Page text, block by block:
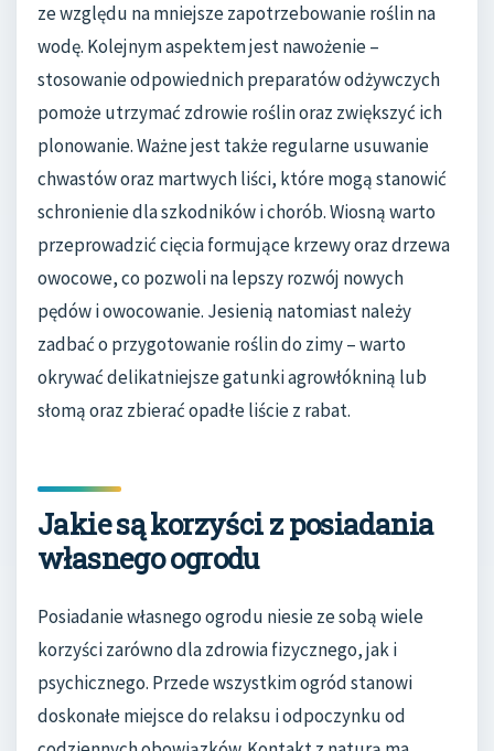
ze względu na mniejsze zapotrzebowanie roślin na
wodę. Kolejnym aspektem jest nawożenie –
stosowanie odpowiednich preparatów odżywczych
pomoże utrzymać zdrowie roślin oraz zwiększyć ich
plonowanie. Ważne jest także regularne usuwanie
chwastów oraz martwych liści, które mogą stanowić
schronienie dla szkodników i chorób. Wiosną warto
przeprowadzić cięcia formujące krzewy oraz drzewa
owocowe, co pozwoli na lepszy rozwój nowych
pędów i owocowanie. Jesienią natomiast należy
zadbać o przygotowanie roślin do zimy – warto
okrywać delikatniejsze gatunki agrowłókniną lub
słomą oraz zbierać opadłe liście z rabat.
Jakie są korzyści z posiadania
własnego ogrodu
Posiadanie własnego ogrodu niesie ze sobą wiele
korzyści zarówno dla zdrowia fizycznego, jak i
psychicznego. Przede wszystkim ogród stanowi
doskonałe miejsce do relaksu i odpoczynku od